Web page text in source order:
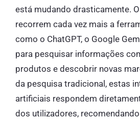
está mudando drasticamente.
recorrem cada vez mais a
como o ChatGPT, o Google
para pesquisar informações
produtos e descobrir novas
da pesquisa tradicional, estas
artificiais respondem
dos utilizadores,